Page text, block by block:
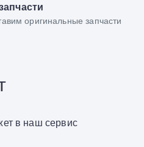
оригинальные запчасти
в наш сервис